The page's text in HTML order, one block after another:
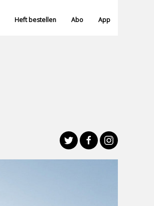
Heft bestellen Abo App